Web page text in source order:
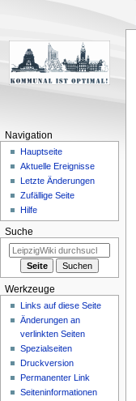
Navigation
Hauptseite
Aktuelle Ereignisse
Letzte Änderungen
Zufällige Seite
Hilfe
Suche
Werkzeuge
Links auf diese Seite
Änderungen an
verlinkten Seiten
Spezialseiten
Druckversion
Permanenter Link
Seiten­informationen